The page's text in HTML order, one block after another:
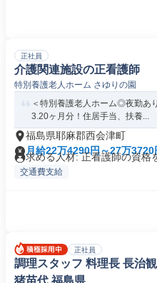
正社員
介護関連施設の正看護師
特別養護老人ホーム さゆりの園
＜特別養護老人ホーム◎夜勤あ
3.20ヶ月分！住居手当、扶養...
福島県耶麻郡西会津町
月給22万4290円～27万3720
求める人材: 正看護師の資格
交通費支給
正社員
調理スタッフ 料理長 長治
猪苗代 福島県